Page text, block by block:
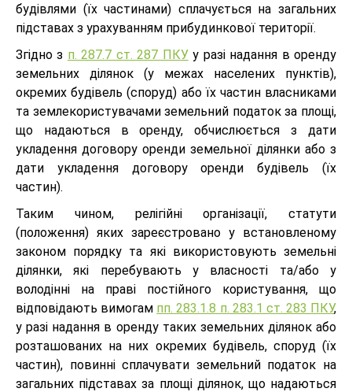
будівлями (їх частинами) сплачується на загальних
підставах з урахуванням прибудинкової території.
Згідно з п. 287.7 ст. 287 ПКУу разі надання в оренду
земельних ділянок (у межах населених пунктів),
окремих будівель (споруд) або їх частин власниками
та землекористувачами земельний податок за площі,
що надаються в оренду, обчислюється з дати
укладення договору оренди земельної ділянки або з
дати укладення договору оренди будівель (їх
частин).
Таким чином, релігійні організації, статути
(положення) яких зареєстровано у встановленому
законом порядку та які використовують земельні
ділянки, які перебувають у власності та/або у
володінні на праві постійного користування, що
відповідають вимогам пп. 283.1.8 п. 283.1 ст. 283 ПКУ,
у разі надання в оренду таких земельних ділянок або
розташованих на них окремих будівель, споруд (їх
частин), повинні сплачувати земельний податок на
загальних підставах за площі ділянок, що надаються